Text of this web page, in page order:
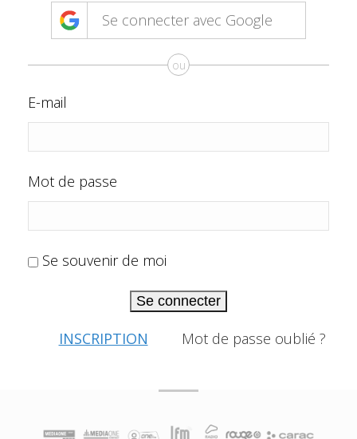
Se connecter avec Google
ou
E-mail
Mot de passe
Se souvenir de moi
Se connecter
INSCRIPTION Mot de passe oublié ?